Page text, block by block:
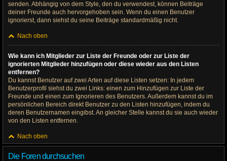
senden. Abhängig von dem Style, den du verwendest, können Beiträge
deiner Freunde auch hervorgehoben sein. Wenn du einen Benutzer
ignorierst, dann siehst du seine Beiträge standardmäßig nicht.
Nach oben
Wie kann ich Mitglieder zur Liste der Freunde oder zur Liste der
ignorierten Mitglieder hinzufügen oder diese wieder aus den Listen
entfernen?
Du kannst Benutzer auf zwei Arten auf diese Listen setzen: In jedem
Benutzerprofil siehst du zwei Links: einen zum Hinzufügen zur Liste der
Freunde und einen zum Ignorieren des Benutzers. Außerdem kannst du im
persönlichen Bereich direkt Benutzer zu den Listen hinzufügen, indem du
deren Benutzernamen eingibst. An gleicher Stelle kannst du sie auch wieder
von den Listen entfernen.
Nach oben
Die Foren durchsuchen